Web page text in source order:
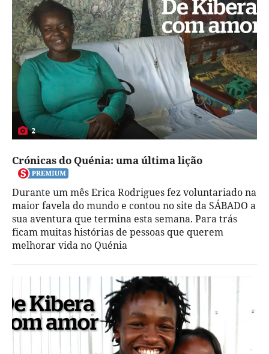
2
Crónicas do Quénia: uma última lição
Durante um mês Erica Rodrigues fez voluntariado na
maior favela do mundo e contou no site da SÁBADO a
sua aventura que termina esta semana. Para trás
ficam muitas histórias de pessoas que querem
melhorar vida no Quénia